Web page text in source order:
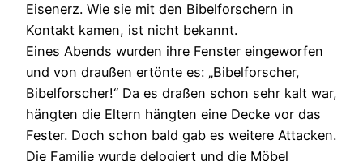
Eisenerz. Wie sie mit den Bibelforschern in
Kontakt kamen, ist nicht bekannt.
Eines Abends wurden ihre Fenster eingeworfen
und von draußen ertönte es: „Bibelforscher,
Bibelforscher!“ Da es draßen schon sehr kalt war,
hängten die Eltern hängten eine Decke vor das
Fester. Doch schon bald gab es weitere Attacken.
Die Familie wurde delogiert und die Möbel